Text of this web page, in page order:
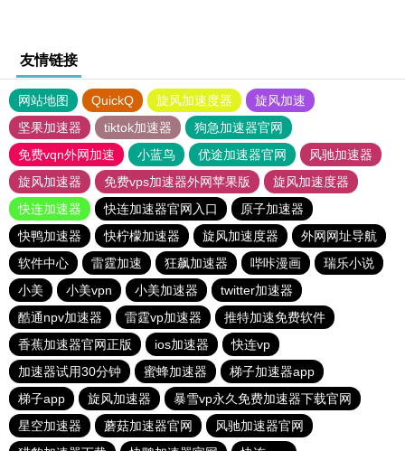
友情链接
网站地图 QuickQ 旋风加速度器
旋风加速
坚果加速器
tiktok加速器
狗急加速器官网
免费vqn外网加速
小蓝鸟 优途加速器官网
风驰加速器
旋风加速器
免费vps加速器外网苹果版
旋风加速度器
快连加速器
快连加速器官网入口
原子加速器
快鸭加速器
快柠檬加速器 旋风加速度器
外网网址导航
软件中心
雷霆加速 狂飙加速器 哔咔漫画
瑞乐小说
小美
小美vpn 小美加速器
twitter加速器
酷通npv加速器
雷霆vp加速器
推特加速免费软件
香蕉加速器官网正版
ios加速器
快连vp
加速器试用30分钟
蜜蜂加速器
梯子加速器app
梯子app
旋风加速器
暴雪vp永久免费加速器下载官网
星空加速器
蘑菇加速器官网
风驰加速器官网